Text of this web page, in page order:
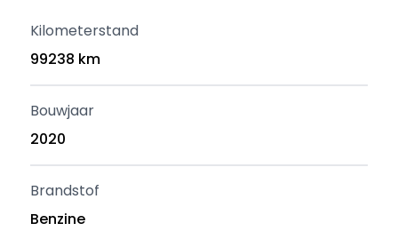
Kilometerstand
99238 km
Bouwjaar
2020
Brandstof
Benzine